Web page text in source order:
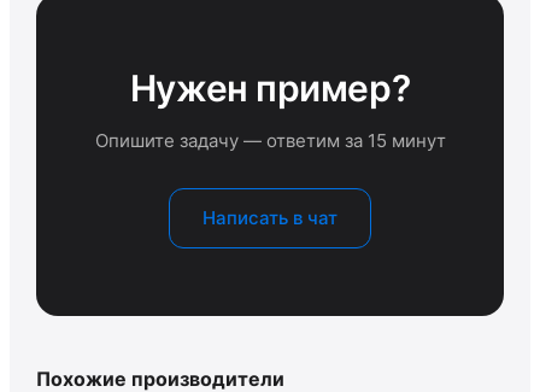
Нужен пример?
Опишите задачу — ответим за 15 минут
Написать в чат
Похожие производители